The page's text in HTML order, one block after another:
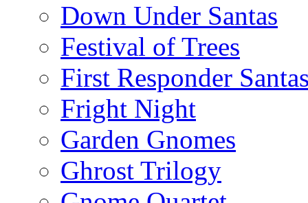
Down Under Santas
Festival of Trees
First Responder
Fright Night
Garden Gnomes
Ghrost Trilogy